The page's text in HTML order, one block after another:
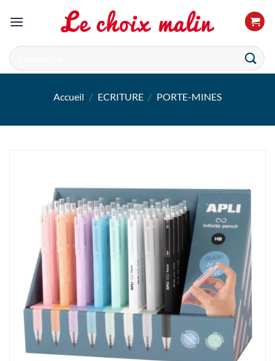
Recherche
pour :
Accueil / ECRITURE / PORTE-MINES